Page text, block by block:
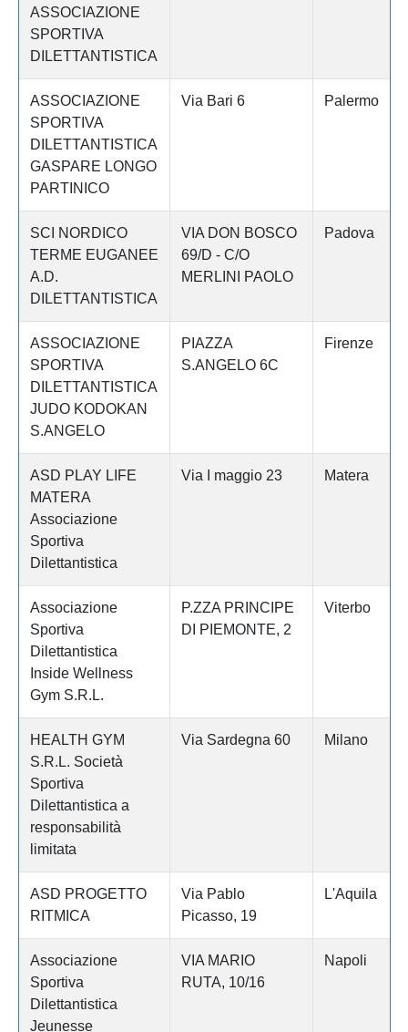
ASSOCIAZIONE
SPORTIVA
DILETTANTISTICA
ASSOCIAZIONE
SPORTIVA
DILETTANTISTICA
GASPARE LONGO
PARTINICO
Via Bari 6 Palermo
SCI NORDICO
TERME EUGANEE
A.D.
DILETTANTISTICA
VIA DON BOSCO
69/D - C/O
MERLINI PAOLO
Padova
ASSOCIAZIONE
SPORTIVA
DILETTANTISTICA
JUDO KODOKAN
S.ANGELO
PIAZZA
S.ANGELO 6C
Firenze
ASD PLAY LIFE
MATERA
Associazione
Sportiva
Dilettantistica
Via I maggio 23 Matera
Associazione
Sportiva
Dilettantistica
Inside Wellness
Gym S.R.L.
P.ZZA PRINCIPE
DI PIEMONTE, 2
Viterbo
HEALTH GYM
S.R.L. Società
Sportiva
Dilettantistica a
responsabilità
limitata
Via Sardegna 60 Milano
ASD PROGETTO
RITMICA
Via Pablo
Picasso, 19
L'Aquila
Associazione
Sportiva
Dilettantistica
Jeunesse
VIA MARIO
RUTA, 10/16
Napoli